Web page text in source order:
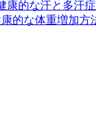
康的な汗と多汗
的な体重増加方